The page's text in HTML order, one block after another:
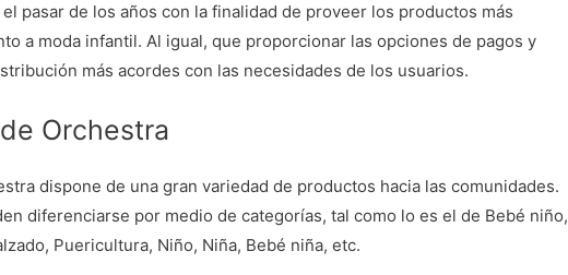
pasar de los años con la finalidad de proveer los productos más
a moda infantil. Al igual, que proporcionar las opciones de pagos y
más acordes con las necesidades de los usuarios.
Orchestra
dispone de una gran variedad de productos hacia las comunidades.
diferenciarse por medio de categorías, tal como lo es el de Bebé niño,
Puericultura, Niño, Niña, Bebé niña, etc.